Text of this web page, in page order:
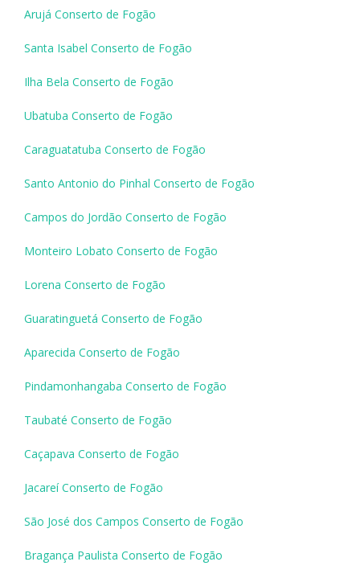
Arujá Conserto de Fogão
Santa Isabel Conserto de Fogão
Ilha Bela Conserto de Fogão
Ubatuba Conserto de Fogão
Caraguatatuba Conserto de Fogão
Santo Antonio do Pinhal Conserto de Fogão
Campos do Jordão Conserto de Fogão
Monteiro Lobato Conserto de Fogão
Lorena Conserto de Fogão
Guaratinguetá Conserto de Fogão
Aparecida Conserto de Fogão
Pindamonhangaba Conserto de Fogão
Taubaté Conserto de Fogão
Caçapava Conserto de Fogão
Jacareí Conserto de Fogão
São José dos Campos Conserto de Fogão
Bragança Paulista Conserto de Fogão